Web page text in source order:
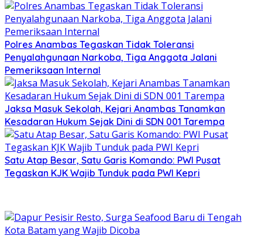
Polres Anambas Tegaskan Tidak Toleransi
Penyalahgunaan Narkoba, Tiga Anggota Jalani
Pemeriksaan Internal
Jaksa Masuk Sekolah, Kejari Anambas Tanamkan
Kesadaran Hukum Sejak Dini di SDN 001 Tarempa
Satu Atap Besar, Satu Garis Komando: PWI Pusat
Tegaskan KJK Wajib Tunduk pada PWI Kepri